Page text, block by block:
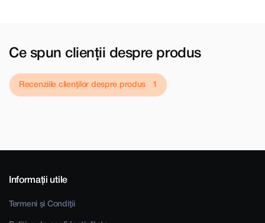
Ce spun clienții despre produs
Recenziile clienților despre produs
Informații utile
Termeni și Condiții